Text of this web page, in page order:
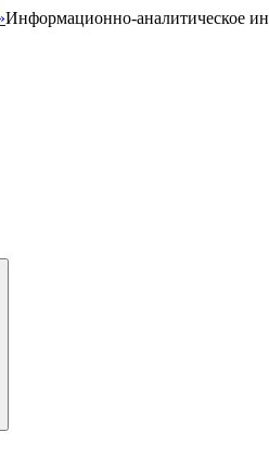
Информационно-аналитическое